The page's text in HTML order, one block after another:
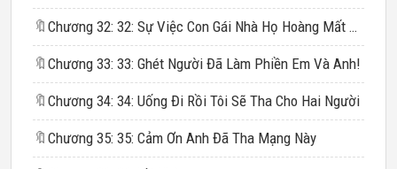
🔖 Chương 32: 32: Sự Việc Con Gái Nhà Họ Hoàng Mất Tích
🔖 Chương 33: 33: Ghét Người Đã Làm Phiền Em Và Anh!
🔖 Chương 34: 34: Uống Đi Rồi Tôi Sẽ Tha Cho Hai Người
🔖 Chương 35: 35: Cảm Ơn Anh Đã Tha Mạng Này